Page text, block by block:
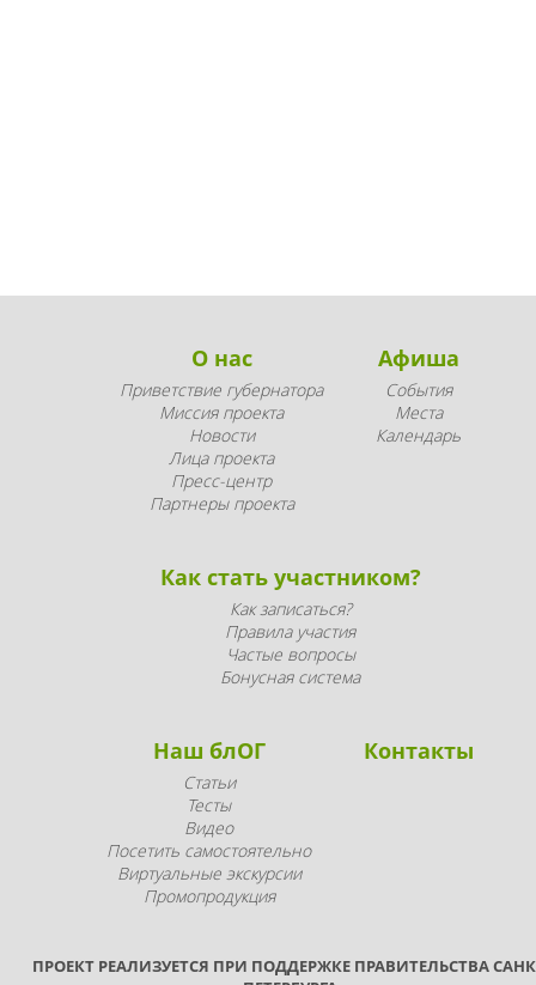
О нас
Приветствие губернатора
Миссия проекта
Новости
Лица проекта
Пресс-центр
Партнеры проекта
Афиша
События
Места
Календарь
Как стать участником?
Как записаться?
Правила участия
Частые вопросы
Бонусная система
Наш блОГ
Статьи
Тесты
Видео
Посетить самостоятельно
Виртуальные экскурсии
Промопродукция
Контакты
ПРОЕКТ РЕАЛИЗУЕТСЯ ПРИ ПОДДЕРЖКЕ ПРАВИТЕЛЬСТВА